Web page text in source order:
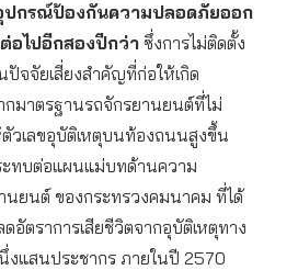
ปกรณ์ป้องกันความปลอดภัยออก
อไปอีกสองปีกว่า ซึ่งการไม่ติดตั้ง
จจัยเสี่ยงสำคัญที่ก่อให้เกิด
กมาตรฐานรถจักรยานยนต์ที่ไม่
วเลขอุบัติเหตุบนท้องถนนสูงขึ้น
ะทบต่อแผนแม่บทด้านความ
นยนต์ ของกระทรวงคมนาคม ที่ได้
อัตราการเสียชีวิตจากอุบัติเหตุทาง
งแสนประชากร ภายในปี 2570